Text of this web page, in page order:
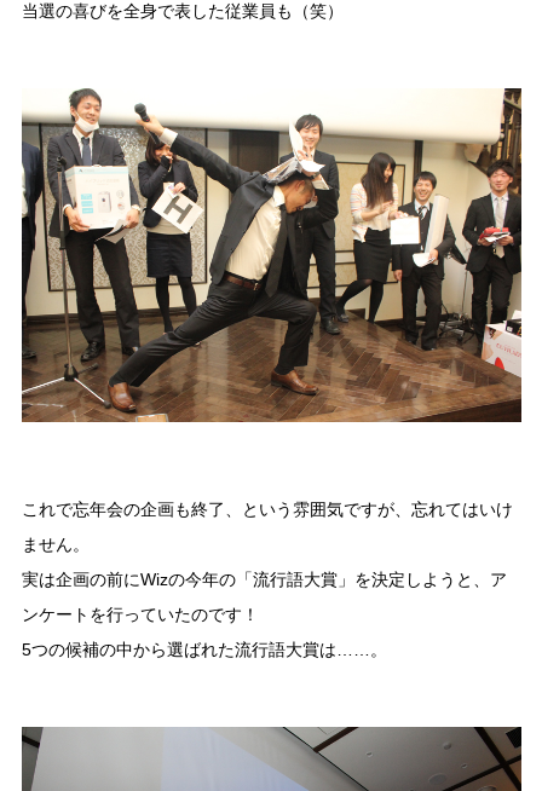
当選の喜びを全身で表した従業員も（笑）
これで忘年会の企画も終了、という雰囲気ですが、忘れてはいけ
ません。
実は企画の前にWizの今年の「流行語大賞」を決定しようと、ア
ンケートを行っていたのです！
5つの候補の中から選ばれた流行語大賞は……。